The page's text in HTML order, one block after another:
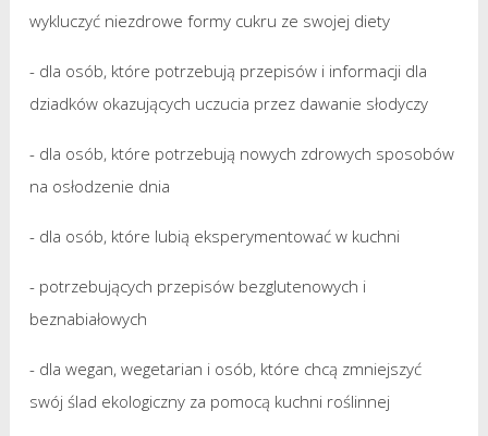
wykluczyć niezdrowe formy cukru ze swojej diety
- dla osób, które potrzebują przepisów i informacji dla
dziadków okazujących uczucia przez dawanie słodyczy
- dla osób, które potrzebują nowych zdrowych sposobów
na osłodzenie dnia
- dla osób, które lubią eksperymentować w kuchni
- potrzebujących przepisów bezglutenowych i
beznabiałowych
- dla wegan, wegetarian i osób, które chcą zmniejszyć
swój ślad ekologiczny za pomocą kuchni roślinnej